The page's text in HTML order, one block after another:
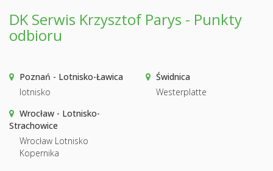
DK Serwis Krzysztof Parys - Punkty
odbioru
Poznań - Lotnisko-Ławica
lotnisko
Świdnica
Westerplatte
Wrocław - Lotnisko-
Strachowice
Wrocław Lotnisko
Kopernika